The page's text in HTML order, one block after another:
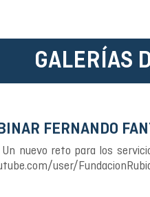
GALERÍAS
FERNANDO
Un nuevo reto para los
user/